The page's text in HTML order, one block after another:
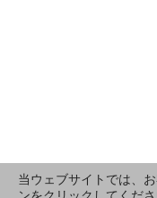
当ウェブサイトでは、